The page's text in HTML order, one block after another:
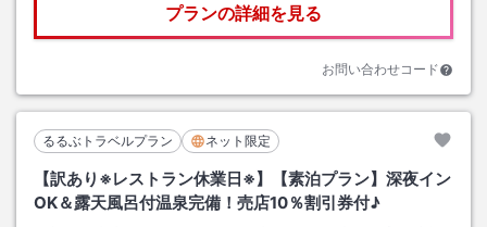
プランの詳細を見る
お問い合わせコード
るるぶトラベルプラン ネット限定
【訳あり※レストラン休業日※】【素泊プラン】深夜イン
OK＆露天風呂付温泉完備！売店10％割引券付♪